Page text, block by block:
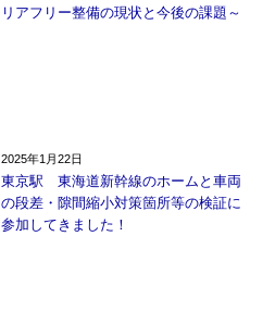
リアフリー整備の現状と今後の課題～
2025年1月22日
東京駅 東海道新幹線のホームと車両
の段差・隙間縮小対策箇所等の検証に
参加してきました！